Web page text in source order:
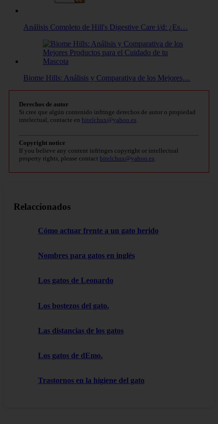
Análisis Completo de Hill's Digestive Care i/d: ¿Es…
Biome Hills: Análisis y Comparativa de los Mejores…
Derechos de autor
Si cree que algún contenido infringe derechos de autor o propiedad
intelectual, contacte en bitelchux@yahoo.es.
Copyright notice
If you believe any content infringes copyright or intellectual
property rights, please contact bitelchux@yahoo.es.
Relaccionados
Cómo actuar frente a un gato herido
Nombres para gatos en inglés
Los gatos de Leonardo
Los bostezos del gato.
Las distancias de los gatos
Los gatos de dEmo.
Trastornos en la higiene del gato